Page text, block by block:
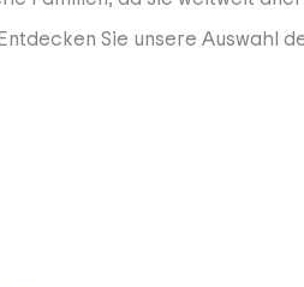
Sie unsere Auswahl